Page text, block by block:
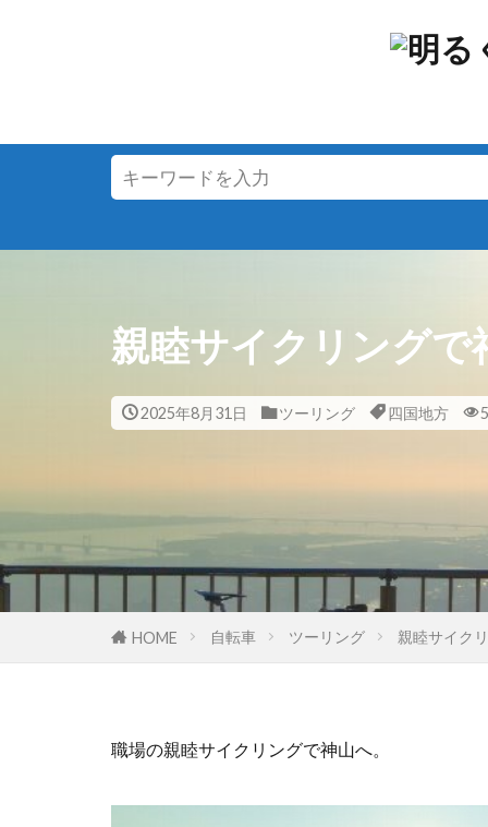
親睦サイクリングで
2025年8月31日 ツーリング 四国地方
HOME 自転車 ツーリング 親睦サイク
職場の親睦サイクリングで神山へ。